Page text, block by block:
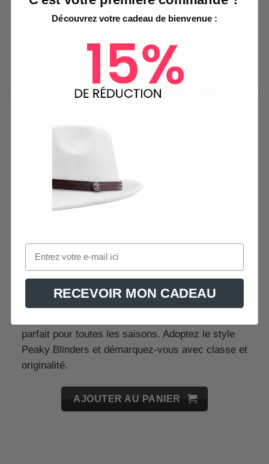
Sublimez votre allure avec le chic des
véritable symbole d’élégance et de raffinement.
Fabriquée en polyester de haute qualité, cette
casquette est remarquable par son motif à
vintage unique. Elle est caractérisée par sa forme
bombée et son panneau avant proéminent, qui
confèrent un look rétro authentique. Dotée d’une
visière rigide intégrée harmonieusement, elle offre
une protection solaire efficace. Sa texture robuste
parfait pour toutes les saisons. Adoptez le style
Peaky Blinders et démarquez-vous avec classe et
originalité.
AJOUTER AU PANIER
Découvrez votre cadeau de bienvenue :
RECEVOIR MON CADEAU